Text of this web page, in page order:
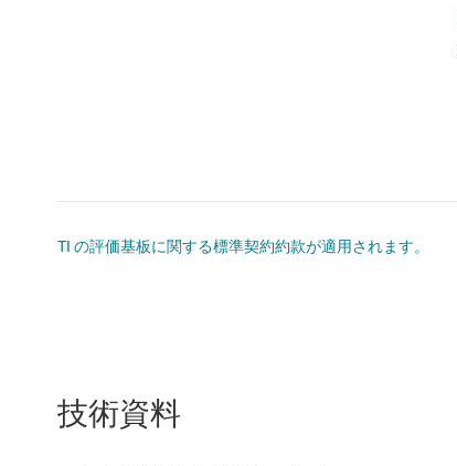
TI の評価基板に関する標準契約約款が適用されます。
技術資料